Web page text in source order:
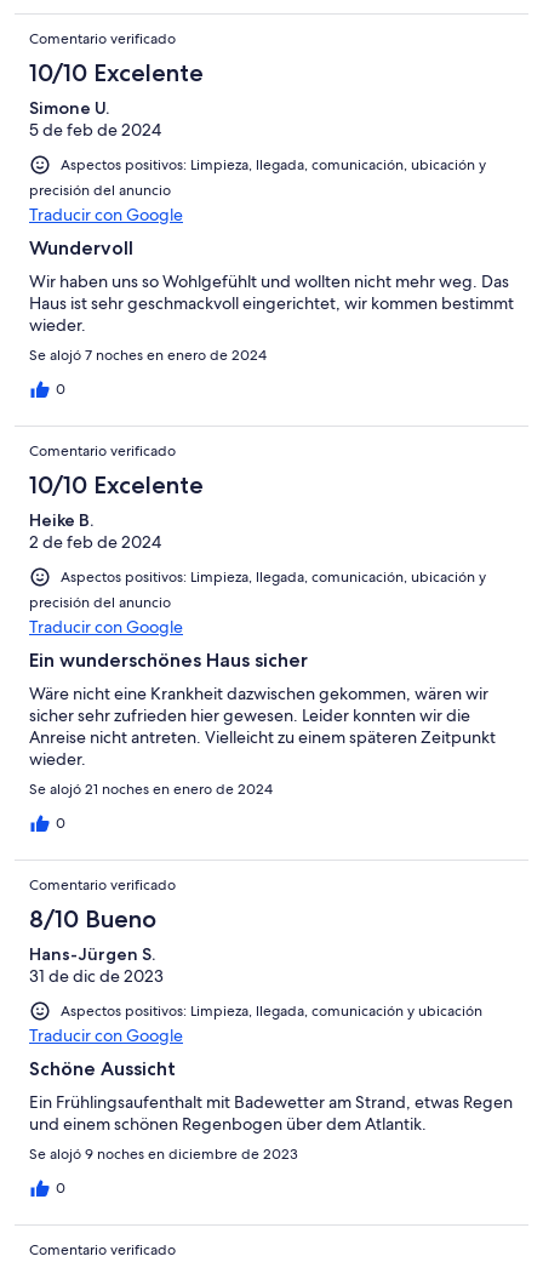
mit unseren Enkeln sehr genossen und bedanken uns bei Herrn
Burillo-Putze und Erica für die angenehme und zuverlässige
Betreuung!
Comentario verificado
10/10 Excelente
Simone U.
5 de feb de 2024
Aspectos positivos: Limpieza, llegada, comunicación, ubicación y
precisión del anuncio
Traducir con Google
Wundervoll
Wir haben uns so Wohlgefühlt und wollten nicht mehr weg. Das
Haus ist sehr geschmackvoll eingerichtet, wir kommen bestimmt
wieder.
Se alojó 7 noches en enero de 2024
0
Comentario verificado
10/10 Excelente
Heike B.
2 de feb de 2024
Aspectos positivos: Limpieza, llegada, comunicación, ubicación y
precisión del anuncio
Traducir con Google
Ein wunderschönes Haus sicher
Wäre nicht eine Krankheit dazwischen gekommen, wären wir
sicher sehr zufrieden hier gewesen. Leider konnten wir die
Anreise nicht antreten. Vielleicht zu einem späteren Zeitpunkt
wieder.
Se alojó 21 noches en enero de 2024
0
Comentario verificado
8/10 Bueno
Hans-Jürgen S.
31 de dic de 2023
Aspectos positivos: Limpieza, llegada, comunicación y ubicación
Traducir con Google
Schöne Aussicht
Ein Frühlingsaufenthalt mit Badewetter am Strand, etwas Regen
und einem schönen Regenbogen über dem Atlantik.
Se alojó 9 noches en diciembre de 2023
0
Comentario verificado